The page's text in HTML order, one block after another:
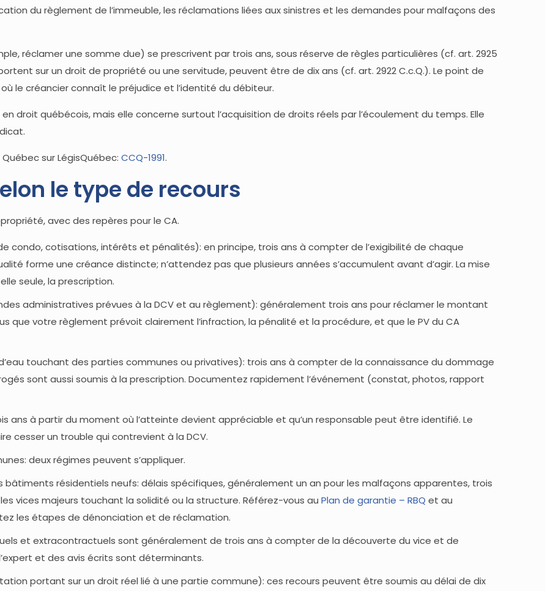
du règlement de l’immeuble, les réclamations liées aux sinistres et les demandes pour malfaçons des
réclamer une somme due) se prescrivent par trois ans, sous réserve de règles particulières (cf. art. 2925
sur un droit de propriété ou une servitude, peuvent être de dix ans (cf. art. 2922 C.c.Q.). Le point de
le créancier connaît le préjudice et l’identité du débiteur.
droit québécois, mais elle concerne surtout l’acquisition de droits réels par l’écoulement du temps. Elle
sur LégisQuébec:CCQ-1991.
le type de recours
avec des repères pour le CA.
condo, cotisations, intérêts et pénalités): en principe, trois ans à compter de l’exigibilité de chaque
forme une créance distincte; n’attendez pas que plusieurs années s’accumulent avant d’agir. La mise
seule, la prescription.
administratives prévues à la DCV et au règlement): généralement trois ans pour réclamer le montant
que votre règlement prévoit clairement l’infraction, la pénalité et la procédure, et que le PV du CA
touchant des parties communes ou privatives): trois ans à compter de la connaissance du dommage
sont aussi soumis à la prescription. Documentez rapidement l’événement (constat, photos, rapport
ans à partir du moment où l’atteinte devient appréciable et qu’un responsable peut être identifié. Le
cesser un trouble qui contrevient à la DCV.
deux régimes peuvent s’appliquer.
bâtiments résidentiels neufs: délais spécifiques, généralement un an pour les malfaçons apparentes, trois
vices majeurs touchant la solidité ou la structure. Référez-vous auPlan de garantie – RBQ et au
les étapes de dénonciation et de réclamation.
et extracontractuels sont généralement de trois ans à compter de la découverte du vice et de
et des avis écrits sont déterminants.
portant sur un droit réel lié à une partie commune): ces recours peuvent être soumis au délai de dix